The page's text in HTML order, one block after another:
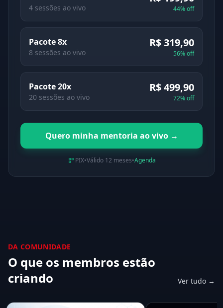
4 sessões ao vivo 44% off
Pacote 8x
8 sessões ao vivo
R$ 319,90
56% off
Pacote 20x
20 sessões ao vivo
R$ 499,90
72% off
Quero minha mentoria ao vivo →
PIX•Válido 12 meses•Agenda
DA COMUNIDADE
O que os membros estão
criando
Ver tudo →